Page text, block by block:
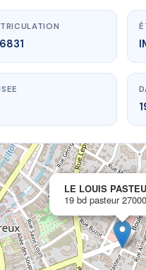
AC6486831
PASTEUR
27000 Évreux
LE LOUIS
19 bd pasteur